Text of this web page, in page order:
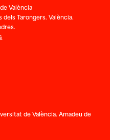
València
Tarongers. València.
de València. Amadeu de